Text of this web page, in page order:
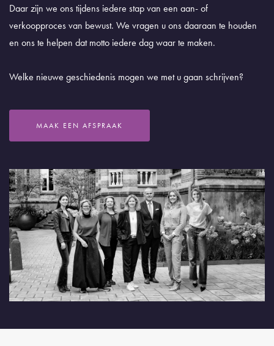
Daar zijn we ons tijdens iedere stap van een aan- of
verkoopproces van bewust. We vragen u ons daaraan te houden
en ons te helpen dat motto iedere dag waar te maken.
Welke nieuwe geschiedenis mogen we met u gaan schrijven?
MAAK EEN AFSPRAAK